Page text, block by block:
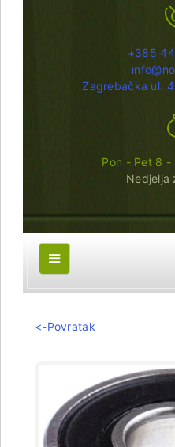
+385
Zagrebačka ul.
Pon - Pet 8 -
Nedjelja
<-Povratak